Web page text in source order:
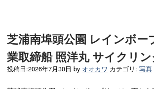
芝浦南埠頭公園 レインボー
業取締船 照洋丸 サイクリ
投稿日:2026年7月30日 by オオカワ カテゴリ: 写真